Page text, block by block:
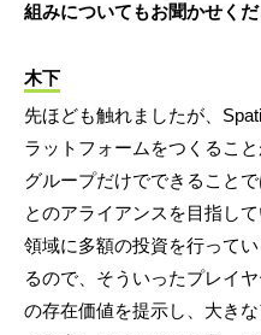
組みについてもお聞かせくだ
木下
先ほども触れましたが、
ラットフォームをつくるこ
グループだけでできること
とのアライアンスを目指し
領域に多額の投資を行って
るので、そういったプレイ
の存在価値を提示し、大き